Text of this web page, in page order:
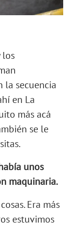
los
la secuencia
en La
más acá
se le
unos
maquinaria.
Era más
estuvimos